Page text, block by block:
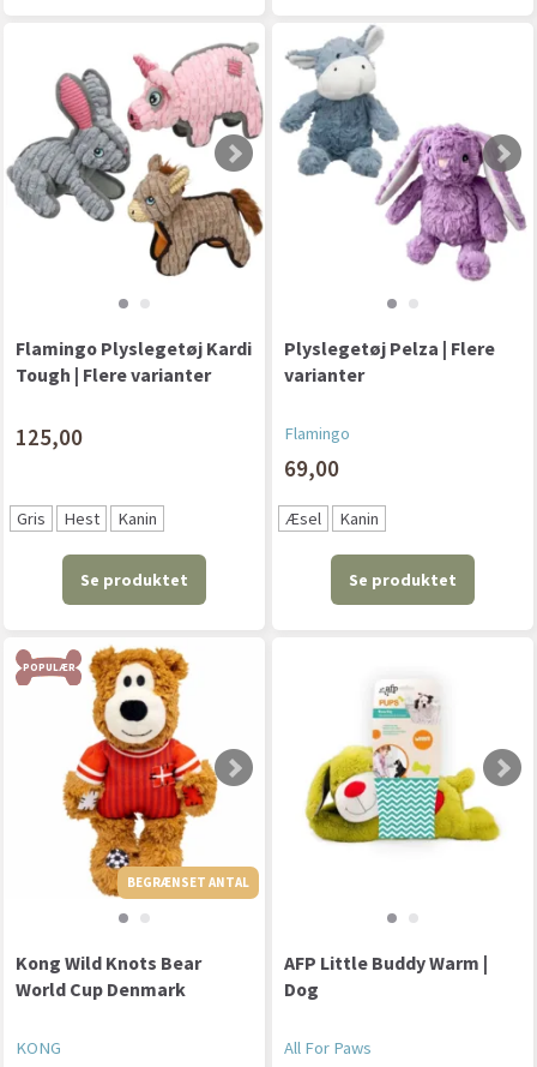
Flamingo Plyslegetøj Kardi
Tough | Flere varianter
125,00
Gris Hest Kanin
Se produktet
Plyslegetøj Pelza | Flere
varianter
Flamingo
69,00
Æsel Kanin
Se produktet
POPULÆR
BEGRÆNSET ANTAL
Kong Wild Knots Bear
World Cup Denmark
KONG
AFP Little Buddy Warm |
Dog
All For Paws